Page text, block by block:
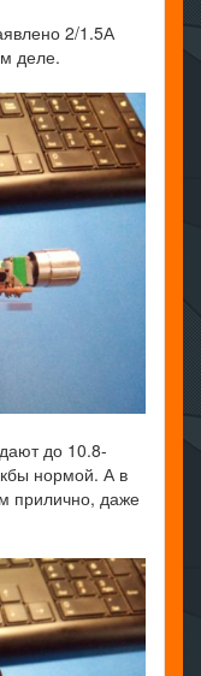
2/1.5А
деле.
до 10.8-
нормой. А в
прилично, даже